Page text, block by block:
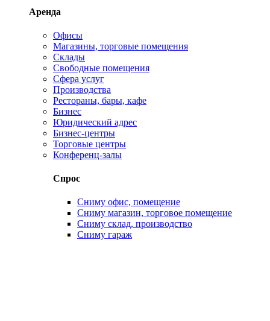
Аренда
Офисы
Магазины, торговые помещения
Склады
Свободные помещения
Сфера услуг
Производства
Рестораны, бары, кафе
Бизнес
Юридический адрес
Бизнес-центры
Торговые центры
Конференц-залы
Спрос
Сниму офис, помещение
Сниму магазин, торговое помещение
Сниму склад, производство
Сниму гараж